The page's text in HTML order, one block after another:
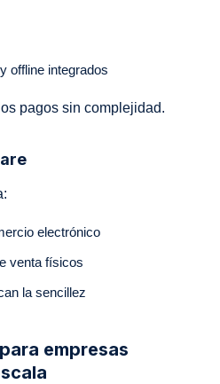
offline integrados
pagos sin complejidad.
electrónico
venta físicos
la sencillez
empresas